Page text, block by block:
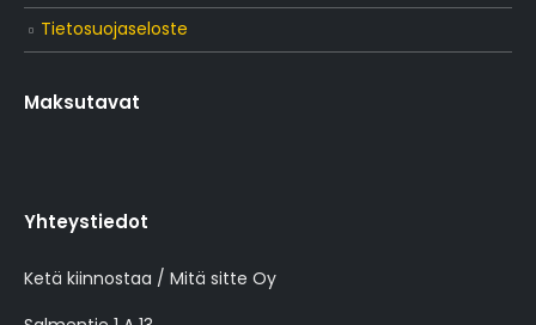
Tietosuojaseloste
Maksutavat
Yhteystiedot
Ketä kiinnostaa / Mitä sitte Oy